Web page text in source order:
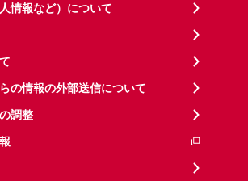
情報など）について
の情報の外部送信について
調整